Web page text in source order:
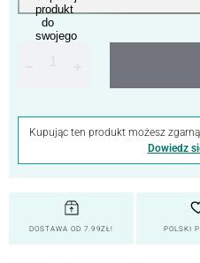
Kupując ten produkt możesz
Dowiedz
DOSTAWA OD 7.99ZŁ! POLSKI